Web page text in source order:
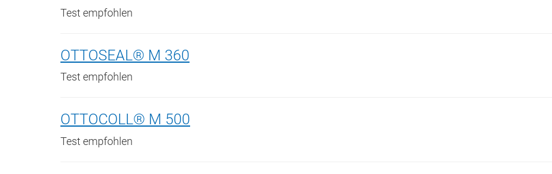
Test empfohlen
OTTOSEAL® M 360
Test empfohlen
OTTOCOLL® M 500
Test empfohlen